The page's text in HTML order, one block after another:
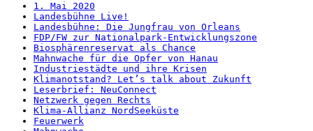
1. Mai 2020
Landesbühne Live!
Landesbühne: Die Jungfrau von Orleans
FDP/FW zur Nationalpark-Entwicklungszone
Biosphärenreservat als Chance
Mahnwache für die Opfer von Hanau
Industriestädte und ihre Krisen
Klimanotstand? Let’s talk about Zukunft
Leserbrief: NeuConnect
Netzwerk gegen Rechts
Klima-Allianz NordSeeküste
Feuerwerk